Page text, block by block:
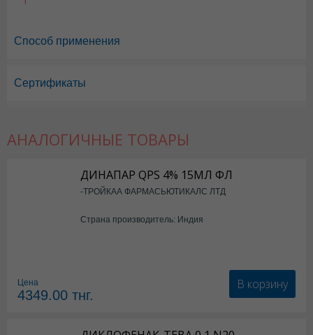
Способ применения
Сертификаты
АНАЛОГИЧНЫЕ ТОВАРЫ
ДИНАПАР QPS 4% 15МЛ ФЛ
-ТРОЙКАА ФАРМАСЬЮТИКАЛС ЛТД
Страна производитель: Индия
Цена
4349.00 тнг.
В корзину